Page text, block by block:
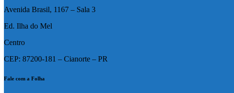
Avenida Brasil, 1167 – Sala 3
Ed. Ilha do Mel
Centro
CEP: 87200-181 – Cianorte – PR
Fale com a Folha